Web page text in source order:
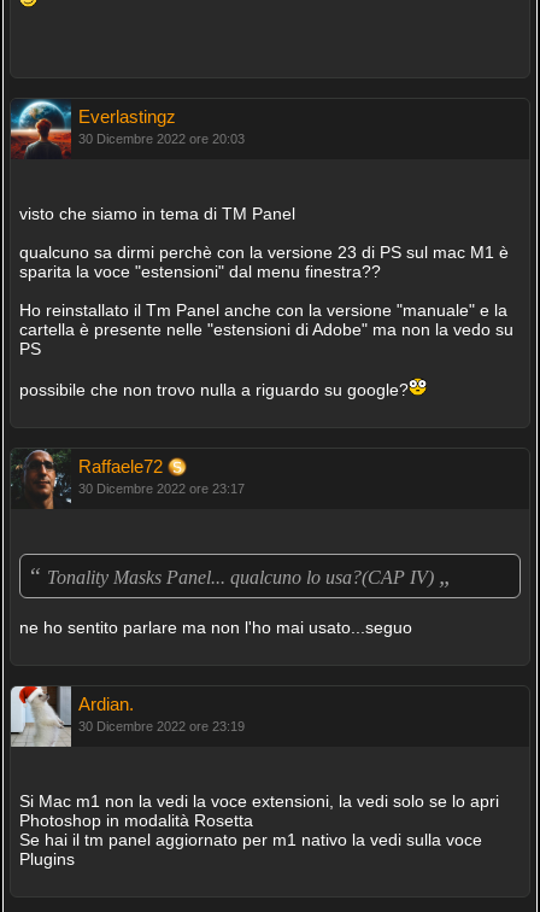
Everlastingz
30 Dicembre 2022 ore 20:03
visto che siamo in tema di TM Panel
qualcuno sa dirmi perchè con la versione 23 di PS sul mac M1 è
sparita la voce "estensioni" dal menu finestra??
Ho reinstallato il Tm Panel anche con la versione "manuale" e la
cartella è presente nelle "estensioni di Adobe" ma non la vedo su
PS
possibile che non trovo nulla a riguardo su google?
Raffaele72
30 Dicembre 2022 ore 23:17
“ Tonality Masks Panel... qualcuno lo usa?(CAP IV) „
ne ho sentito parlare ma non l'ho mai usato...seguo
Ardian.
30 Dicembre 2022 ore 23:19
Si Mac m1 non la vedi la voce extensioni, la vedi solo se lo apri
Photoshop in modalità Rosetta
Se hai il tm panel aggiornato per m1 nativo la vedi sulla voce
Plugins